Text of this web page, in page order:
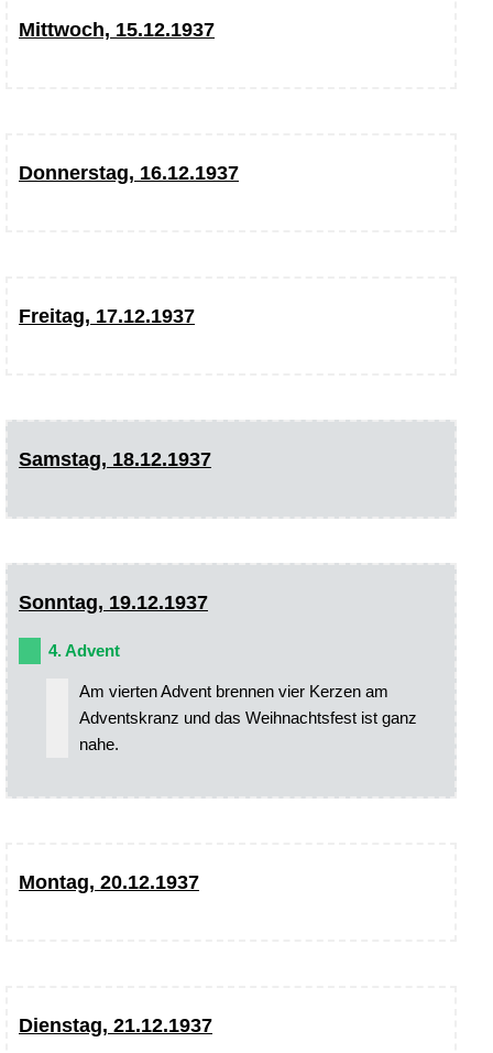
Mittwoch, 15.12.1937
Donnerstag, 16.12.1937
Freitag, 17.12.1937
Samstag, 18.12.1937
Sonntag, 19.12.1937
4. Advent
Am vierten Advent brennen vier Kerzen am
Adventskranz und das Weihnachtsfest ist ganz
nahe.
Montag, 20.12.1937
Dienstag, 21.12.1937